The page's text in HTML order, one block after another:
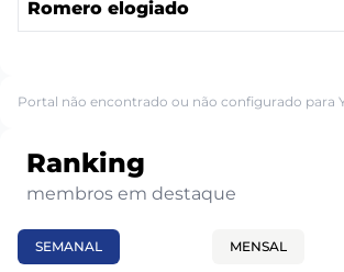
Romero elogiado
Portal não encontrado ou não configurado para
Ranking
membros em destaque
SEMANAL MENSAL